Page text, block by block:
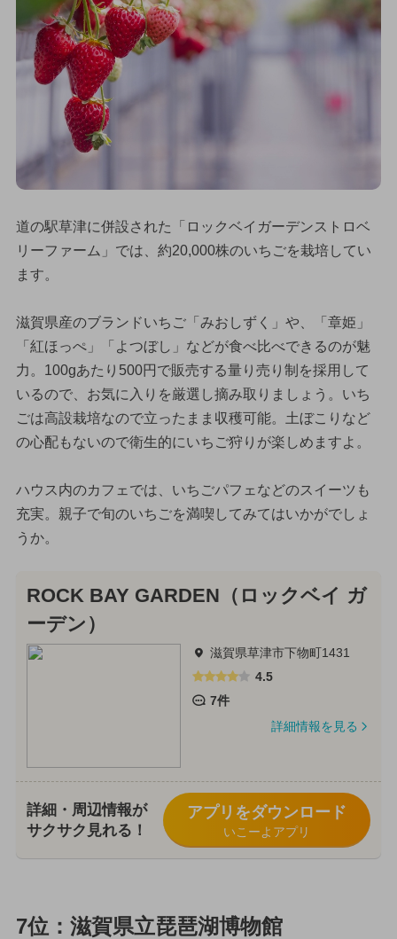
道の駅草津に併設された「ロックベイガーデンストロベ
リーファーム」では、約20,000株のいちごを栽培してい
ます。
滋賀県産のブランドいちご「みおしずく」や、「章姫」
「紅ほっぺ」「よつぼし」などが食べ比べできるのが魅
力。100gあたり500円で販売する量り売り制を採用して
いるので、お気に入りを厳選し摘み取りましょう。いち
ごは高設栽培なので立ったまま収穫可能。土ぼこりなど
の心配もないので衛生的にいちご狩りが楽しめますよ。
ハウス内のカフェでは、いちごパフェなどのスイーツも
充実。親子で旬のいちごを満喫してみてはいかがでしょ
うか。
ROCK BAY GARDEN（ロックベイ ガ
ーデン）
滋賀県草津市下物町1431
4.5
7件
詳細情報を見る
詳細・周辺情報が
サクサク見れる！
アプリをダウンロード
いこーよアプリ
7位：滋賀県立琵琶湖博物館